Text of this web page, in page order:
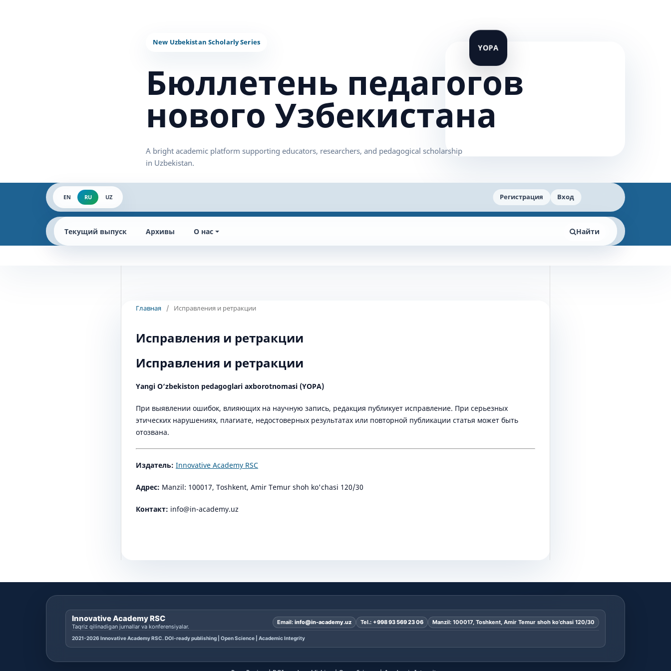
Бюллетень педагогов
нового Узбекистана
EN RU UZ Регистрация Вход
Текущий выпуск Архивы О нас Найти
Главная / Исправления и ретракции
Исправления и ретракции
Исправления и ретракции
Yangi O‘zbekiston pedagoglari axborotnomasi (YOPA)
При выявлении ошибок, влияющих на научную запись, редакция публикует исправление. При серьезных
этических нарушениях, плагиате, недостоверных результатах или повторной публикации статья может быть
отозвана.
Издатель: Innovative Academy RSC
Адрес: Manzil: 100017, Toshkent, Amir Temur shoh ko'chasi 120/30
Контакт: info@in-academy.uz
Innovative Academy RSC
Taqriz qilinadigan jurnallar va konferensiyalar.
Email: info@in-academy.uz Tel.: +998 93 569 23 06 Manzil: 100017, Toshkent, Amir Temur shoh ko’chasi 120/30
2021-2026 Innovative Academy RSC. DOI-ready publishing | Open Science | Academic Integrity